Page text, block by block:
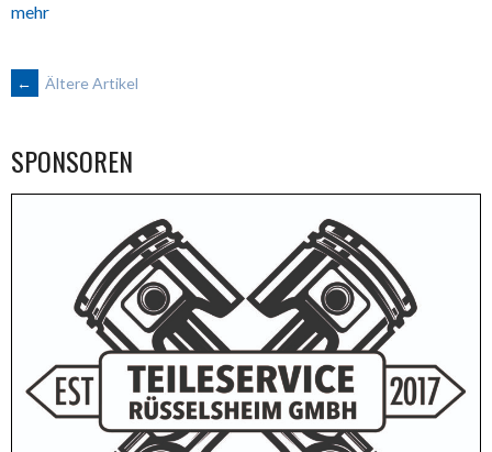
mehr
BEITRAGSNAVIGATION
← Ältere Artikel
SPONSOREN